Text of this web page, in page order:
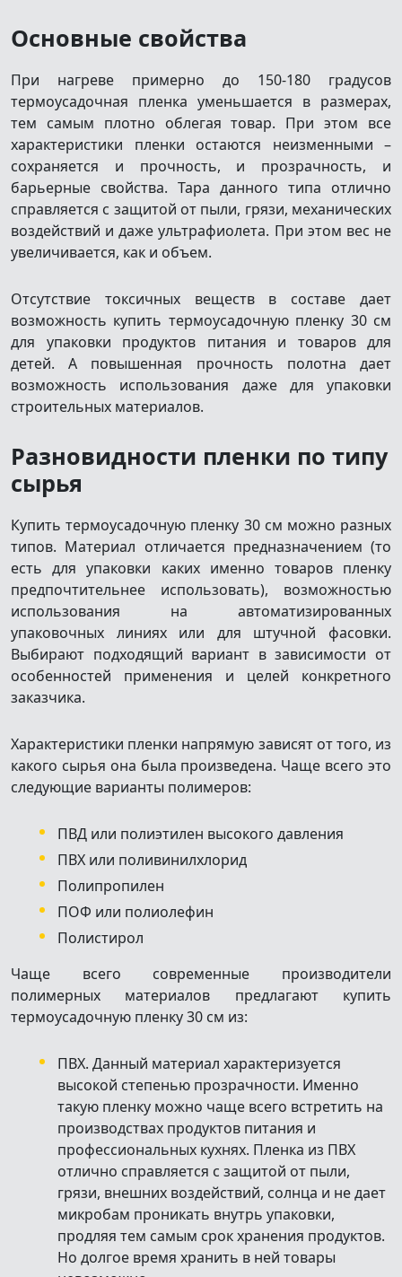
Основные свойства
При нагреве примерно до 150-180 градусов
термоусадочная пленка уменьшается в размерах,
тем самым плотно облегая товар. При этом все
характеристики пленки остаются неизменными –
сохраняется и прочность, и прозрачность, и
барьерные свойства. Тара данного типа отлично
справляется с защитой от пыли, грязи, механических
воздействий и даже ультрафиолета. При этом вес не
увеличивается, как и объем.
Отсутствие токсичных веществ в составе дает
возможность купить термоусадочную пленку 30 см
для упаковки продуктов питания и товаров для
детей. А повышенная прочность полотна дает
возможность использования даже для упаковки
строительных материалов.
Разновидности пленки по типу
сырья
Купить термоусадочную пленку 30 см можно разных
типов. Материал отличается предназначением (то
есть для упаковки каких именно товаров пленку
предпочтительнее использовать), возможностью
использования на автоматизированных
упаковочных линиях или для штучной фасовки.
Выбирают подходящий вариант в зависимости от
особенностей применения и целей конкретного
заказчика.
Характеристики пленки напрямую зависят от того, из
какого сырья она была произведена. Чаще всего это
следующие варианты полимеров:
ПВД или полиэтилен высокого давления
ПВХ или поливинилхлорид
Полипропилен
ПОФ или полиолефин
Полистирол
Чаще всего современные производители
полимерных материалов предлагают купить
термоусадочную пленку 30 см из:
ПВХ. Данный материал характеризуется
высокой степенью прозрачности. Именно
такую пленку можно чаще всего встретить на
производствах продуктов питания и
профессиональных кухнях. Пленка из ПВХ
отлично справляется с защитой от пыли,
грязи, внешних воздействий, солнца и не дает
микробам проникать внутрь упаковки,
продляя тем самым срок хранения продуктов.
Но долгое время хранить в ней товары